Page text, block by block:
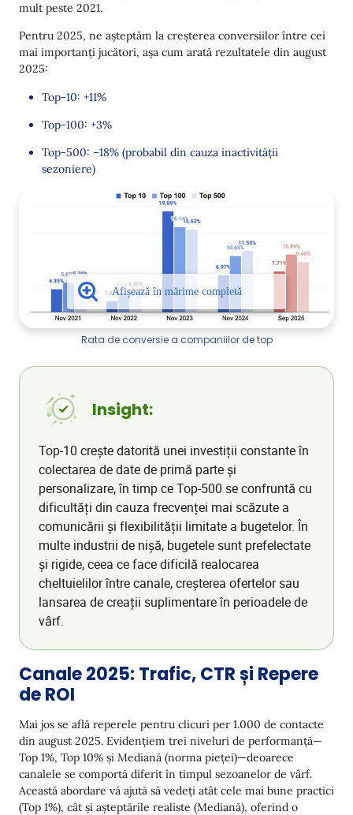
mult peste 2021.
Pentru 2025, ne așteptăm la creșterea conversiilor între cei
mai importanți jucători, așa cum arată rezultatele din august
2025:
Top-10: +11%
Top-100: +3%
Top-500: –18% (probabil din cauza inactivității
sezoniere)
Rata de conversie a companiilor de top
Insight:
Top-10 crește datorită unei investiții constante în
colectarea de date de primă parte și
personalizare, în timp ce Top-500 se confruntă cu
dificultăți din cauza frecvenței mai scăzute a
comunicării și flexibilității limitate a bugetelor. În
multe industrii de nișă, bugetele sunt prefelectate
și rigide, ceea ce face dificilă realocarea
cheltuielilor între canale, creșterea ofertelor sau
lansarea de creații suplimentare în perioadele de
vârf.
Canale 2025: Trafic, CTR și Repere
de ROI
Mai jos se află reperele pentru clicuri per 1.000 de contacte
din august 2025. Evidențiem trei niveluri de performanță—
Top 1%, Top 10% și Mediană (norma pieței)—deoarece
canalele se comportă diferit în timpul sezoanelor de vârf.
Această abordare vă ajută să vedeți atât cele mai bune practici
(Top 1%), cât și așteptările realiste (Mediană), oferind o